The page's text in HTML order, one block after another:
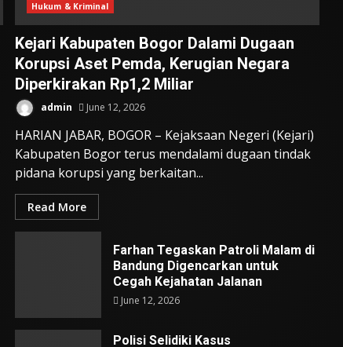
Hukum & Kriminal
Kejari Kabupaten Bogor Dalami Dugaan
Korupsi Aset Pemda, Kerugian Negara
Diperkirakan Rp1,2 Miliar
admin June 12, 2026
HARIAN JABAR, BOGOR – Kejaksaan Negeri (Kejari)
Kabupaten Bogor terus mendalami dugaan tindak
pidana korupsi yang berkaitan...
Read More
Farhan Tegaskan Patroli Malam di
Bandung Digencarkan untuk
Cegah Kejahatan Jalanan
June 12, 2026
Polisi Selidiki Kasus